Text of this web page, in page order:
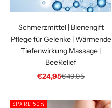
Schmerzmittel | Bienengift
Pflege für Gelenke | Wärmende
Tiefenwirkung Massage |
BeeRelief
Angebot
€24,95Regulärer Preis
€49,95
SPARE 50%